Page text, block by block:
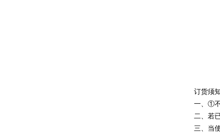
订货须
一、①
二、若
三、当